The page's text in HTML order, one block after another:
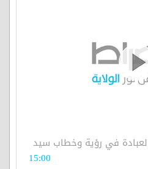
- أهمية العبادة في رؤية وخطاب سيد
15:00